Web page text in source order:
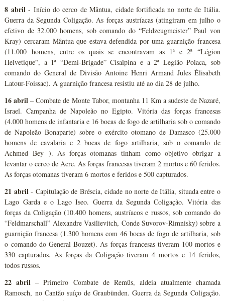
8 abril- Início do cerco de Mântua, cidade fortificada no norte de Itália.
Guerra da Segunda Coligação. As forças austríacas (atingiram em julho o
efetivo de 32.000 homens, sob comando do “Feldzeugmeister” Paul von
Kray) cercaram Mântua que estava defendida por uma guarnição francesa
(11.000 homens, entre os quais se encontravam as 1ª e 2ª “Légion
Helvetique”, a 1ª “Demi-Brigade” Cisalpina e a 2ª Legião Polaca, sob
comando do General de Divisão Antoine Henri Armand Jules Élisabeth
Latour-Foissac). A guarnição francesa resistiu até ao dia 28 de julho.
16 abril – Combate de Monte Tabor, montanha 11 Km a sudeste de Nazaré,
Israel. Campanha de Napoleão no Egipto. Vitória das forças francesas
(4.000 homens de infantaria e 16 bocas de fogo de artilharia sob o comando
de Napoleão Bonaparte) sobre o exército otomano de Damasco (25.000
homens de cavalaria e 2 bocas de fogo artilharia, sob o comando de
Achmed Bey ). As forças otomanas tinham como objetivo obrigar a
levantar o cerco de Acre. As forças francesas tiveram 2 mortos e 60 feridos.
As forças otomanas tiveram 6 mortos e feridos e 500 capturados.
21 abril- Capitulação de Bréscia, cidade no norte de Itália, situada entre o
Lago Garda e o Lago Iseo. Guerra da Segunda Coligação. Vitória das
forças da Coligação (10.400 homens, austríacos e russos, sob comando do
“Feldmarschall” Alexandre Vasilievitch, Conde Suvorov-Rimnisky) sobre a
guarnição francesa (1.300 homens com 46 bocas de fogo de artilharia, sob
o comando do General Bouzet). As forças francesas tiveram 100 mortos e
330 capturados. As forças da Coligação tiveram 4 mortos e 14 feridos,
todos russos.
22 abril – Primeiro Combate de Remüs, aldeia atualmente chamada
Ramosch, no Cantão suíço de Graubünden. Guerra da Segunda Coligação.